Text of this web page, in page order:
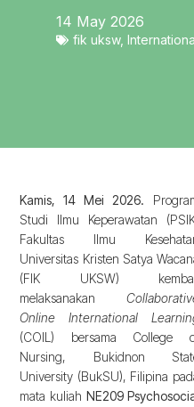
14 May 2026
fik uksw,
Kamis, 14 Mei 2026.
Studi Ilmu Keperawatan
Fakultas Ilmu
Universitas Kristen Satya
(FIK UKSW)
melaksanakan
Online International
(COIL) bersama College
Nursing, Bukidnon
University (BukSU), Filipina
mata kuliahNE209